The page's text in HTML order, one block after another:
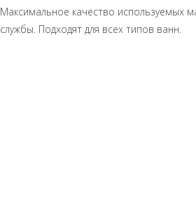
Максимальное качество используемых
службы. Подходят для всех типов ванн.